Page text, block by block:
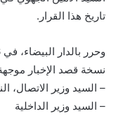
تاريخ هذا القرار.
وحرر بالدار البيضاء، في 26 مايو 2015
نسخة قصد الإخبار
– السيد وزير الاتصال،
– السيد وزير الداخلية